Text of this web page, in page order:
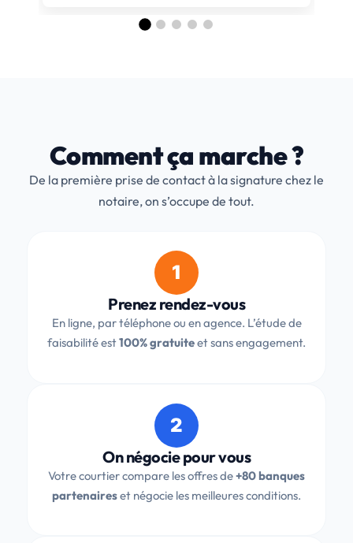
Comment ça marche ?
De la première prise de contact à la signature chez le
notaire, on s’occupe de tout.
1
Prenez rendez-vous
En ligne, par téléphone ou en agence. L’étude de
faisabilité est100% gratuiteet sans engagement.
2
On négocie pour vous
Votre courtier compare les offres de+80 banques
partenaireset négocie les meilleures conditions.